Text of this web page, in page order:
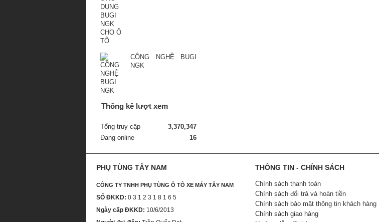
CÔNG NGHỆ BUGI
NGK
Thống kê lượt xem
Tổng truy cập
3,370,347
Đang online
16
PHỤ TÙNG TÂY NAM
CÔNG TY TNHH PHỤ TÙNG Ô TÔ XE MÁY TÂY NAM
SỐ ĐKKD: 0 3 1 2 3 1 8 1 6 5
Ngày cấp ĐKKD: 10/6/2013
THÔNG TIN - CHÍNH SÁCH
Chính sách thanh toán
Chính sách đổi trả và hoàn tiền
Chính sách bảo mật thông tin khách hàng
Chính sách giao hàng